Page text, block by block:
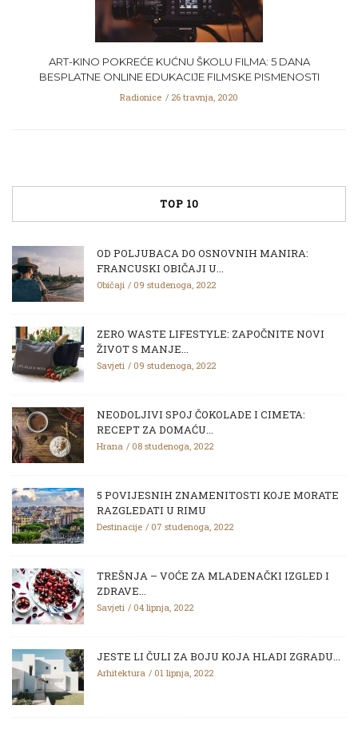
ART-KINO POKREĆE KUĆNU ŠKOLU FILMA: 5 DANA
BESPLATNE ONLINE EDUKACIJE FILMSKE PISMENOSTI
Radionice 26 travnja, 2020
TOP 10
OD POLJUBACA DO OSNOVNIH MANIRA:
FRANCUSKI OBIČAJI U...
Običaji 09 studenoga, 2022
ZERO WASTE LIFESTYLE: ZAPOČNITE NOVI
ŽIVOT S MANJE...
Savjeti 09 studenoga, 2022
NEODOLJIVI SPOJ ČOKOLADE I CIMETA:
RECEPT ZA DOMAĆU...
Hrana 08 studenoga, 2022
5 POVIJESNIH ZNAMENITOSTI KOJE MORATE
RAZGLEDATI U RIMU
Destinacije 07 studenoga, 2022
TREŠNJA – VOĆE ZA MLADENAČKI IZGLED I
ZDRAVE...
Savjeti 04 lipnja, 2022
JESTE LI ČULI ZA BOJU KOJA HLADI ZGRADU...
Arhitektura 01 lipnja, 2022